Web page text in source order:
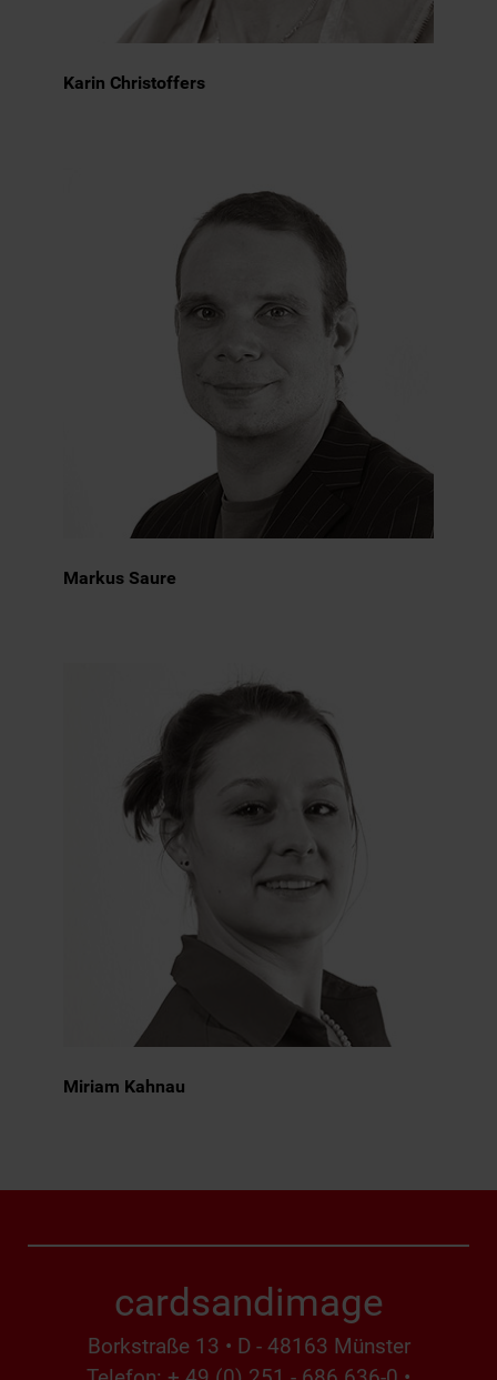
Karin Christoffers
Markus Saure
Miriam Kahnau
cardsandimage
Borkstraße 13 • D - 48163 Münster